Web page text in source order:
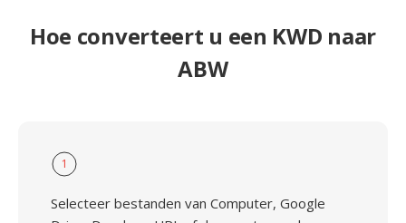
Hoe converteert u een KWD naar
ABW
1
Selecteer bestanden van Computer, Google